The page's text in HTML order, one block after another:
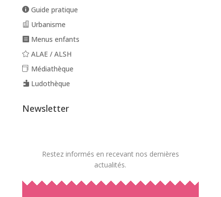
Guide pratique
Urbanisme
Menus enfants
ALAE / ALSH
Médiathèque
Ludothèque
Newsletter
Restez informés en recevant nos dernières
actualités.